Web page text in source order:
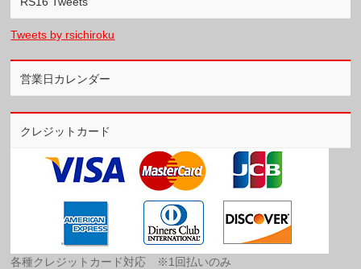
Tweets by rsichiroku
営業日カレンダー
クレジットカード
各種クレジットカード対応 ※1回払いのみ